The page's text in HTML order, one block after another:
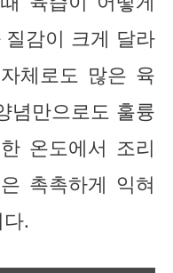
감이 크게 달라
체로도 많은 육
념만으로도 훌륭
온도에서 조리
촉촉하게 익혀
.